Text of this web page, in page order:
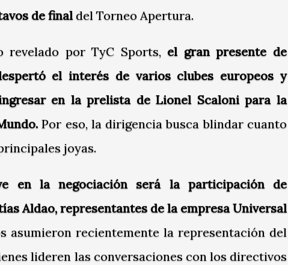
de finaldel Torneo Apertura.
revelado por TyC Sports,el gran presente de
el interés de varios clubes europeos y
en la prelista deLionel Scalonipara la
Por eso, la dirigencia busca blindar cuanto
joyas.
en la negociación será la participación de
Aldao, representantes de la empresa Universal
asumieron recientemente la representación del
lideren las conversaciones con los directivos